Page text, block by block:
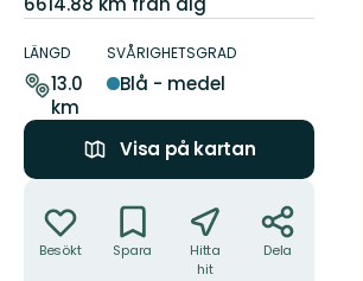
om
leden
LÄNGD
13.0
km
SVÅRIGHETSGRAD
Blå - medel
Visa på kartan
Besökt Spara
Hitta
hit
Dela